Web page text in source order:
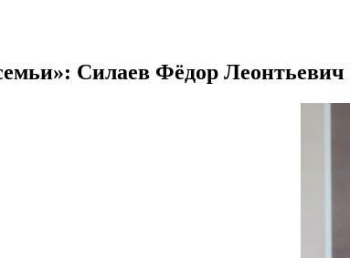
Силаев Фёдор Леонтьевич